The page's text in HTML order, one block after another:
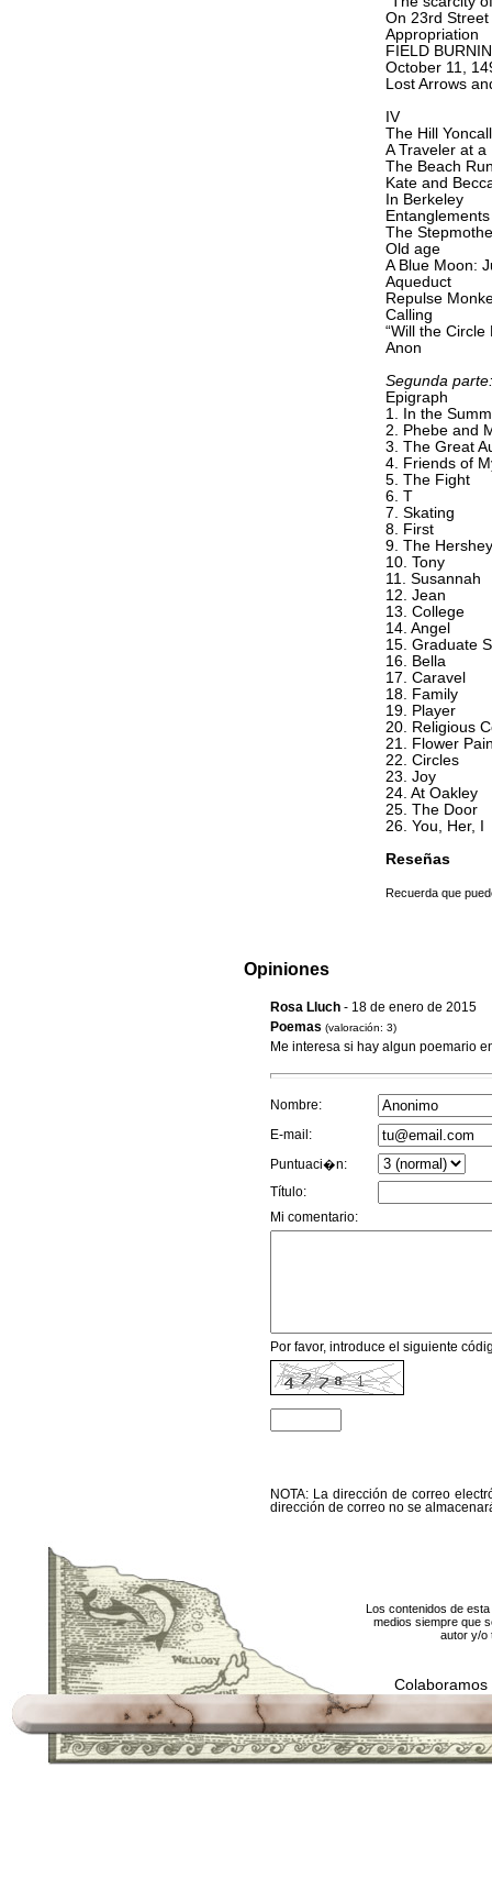
On 23rd Street
Appropriation
FIELD
October 11,
Lost Arrows
IV
The Hill
A Traveler at a
The Beach
Kate and
In Berkeley
Entanglements
The
Old age
A Blue Moon:
Aqueduct
Repulse
Calling
“Will the Circle
Anon
Segunda parte:
Epigraph
1. In the
2. Phebe and
3. The Great
4. Friends of
5. The Fight
6. T
7. Skating
8. First
9. The
10. Tony
11. Susannah
12. Jean
13. College
14. Angel
15. Graduate
16. Bella
17. Caravel
18. Family
19. Player
20. Religious
21. Flower
22. Circles
23. Joy
24. At Oakley
25. The Door
26. You, Her, I
Reseñas
Recuerda que
Opiniones
Rosa Lluch - 18 de enero de 2015
Poemas (valoración: 3)
Me interesa si hay algun poemario
Nombre:
E-mail:
Puntuaci�n:
Título:
Mi comentario:
Por favor, introduce el siguiente
NOTA: La dirección de correo
dirección de correo no se
Los contenidos de
medios siempre que
autor y/o